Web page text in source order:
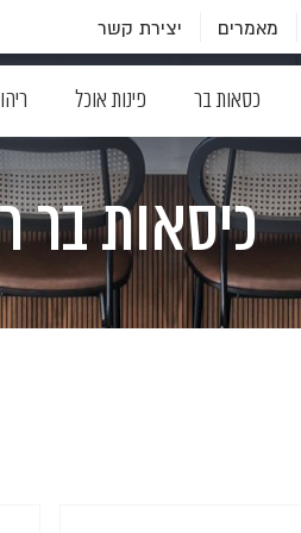
מאמרים יצירת קשר
כסאות בר פינות אוכל
כיסאות בר